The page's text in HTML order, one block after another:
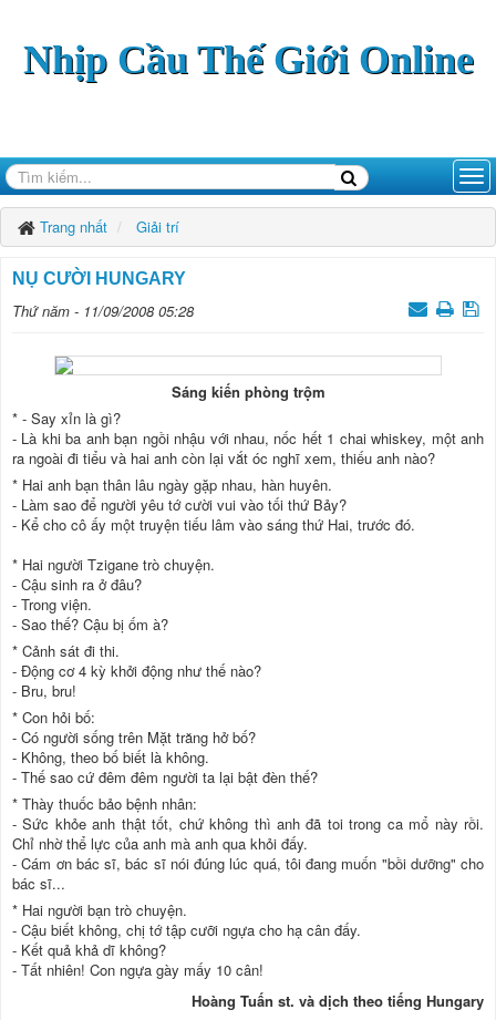
Nhịp Cầu Thế Giới Online
Trang nhất Giải­ trí
NỤ CƯỜI HUNGARY
Thứ năm - 11/09/2008 05:28
Sáng kiến phòng trộm
* - Say xỉn là gì?
- Là khi ba anh bạn ngồi nhậu với nhau, nốc hết 1 chai whiskey, một anh
ra ngoài đi tiểu và hai anh còn lại vắt óc nghĩ xem, thiếu anh nào?
* Hai anh bạn thân lâu ngày gặp nhau, hàn huyên.
- Làm sao để người yêu tớ cười vui vào tối thứ Bảy?
- Kể cho cô ấy một truyện tiếu lâm vào sáng thứ Hai, trước đó.
* Hai người Tzigane trò chuyện.
- Cậu sinh ra ở đâu?
- Trong viện.
- Sao thế? Cậu bị ốm à?
* Cảnh sát đi thi.
- Động cơ 4 kỳ khởi động như thế nào?
- Bru, bru!
* Con hỏi bố:
- Có người sống trên Mặt trăng hở bố?
- Không, theo bố biết là không.
- Thế sao cứ đêm đêm người ta lại bật đèn thế?
* Thày thuốc bảo bệnh nhân:
- Sức khỏe anh thật tốt, chứ không thì anh đã toi trong ca mổ này rồi.
Chỉ nhờ thể lực của anh mà anh qua khỏi đấy.
- Cám ơn bác sĩ, bác sĩ nói đúng lúc quá, tôi đang muốn "bồi dưỡng" cho
bác sĩ...
* Hai người bạn trò chuyện.
- Cậu biết không, chị tớ tập cưỡi ngựa cho hạ cân đấy.
- Kết quả khả dĩ không?
- Tất nhiên! Con ngựa gày mấy 10 cân!
Hoàng Tuấn st. và dịch theo tiếng Hungary